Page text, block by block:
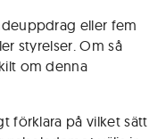
eller fem
styrelser. Om så
om denna
förklara på vilket sätt